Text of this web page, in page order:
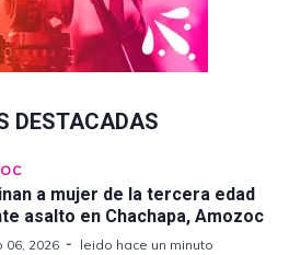
DESTACADAS
a mujer de la tercera edad
asalto en Chachapa, Amozoc
06, 2026 leido hace un minuto